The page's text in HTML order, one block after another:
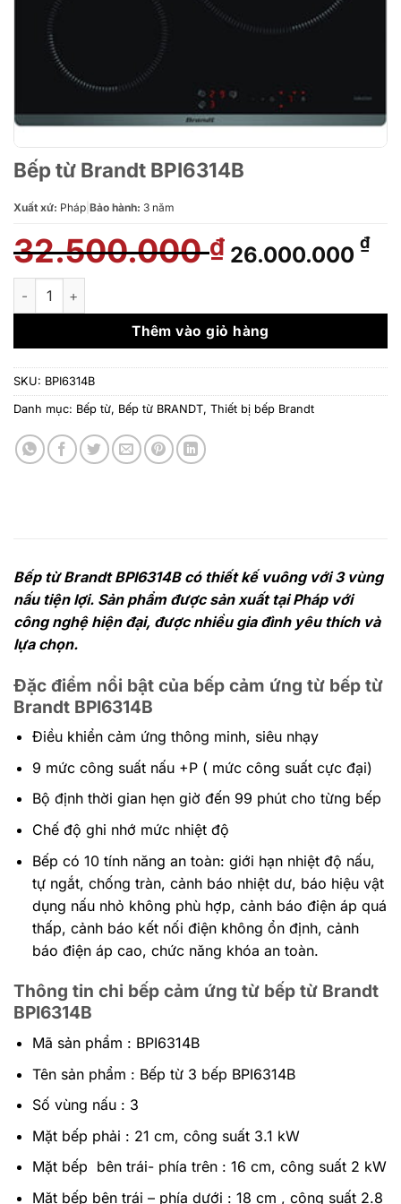
Bếp từ Brandt BPI6314B
Xuất xứ: Pháp Bảo hành: 3 năm
32.500.000₫ Giá
gốc
32.500.000 ₫.
26.000.000 ₫
là:
Bếp từ Brandt BPI6314B số lượng
Thêm vào giỏ hàng
SKU: BPI6314B
Danh mục: Bếp từ, Bếp từ BRANDT, Thiết bị bếp Brandt
Bếp từ Brandt BPI6314B có thiết kế vuông với 3 vùng
nấu tiện lợi. Sản phẩm được sản xuất tại Pháp với
công nghệ hiện đại, được nhiều gia đình yêu thích và
lựa chọn.
Đặc điểm nổi bật của bếp cảm ứng từ bếp từ
Brandt BPI6314B
Điều khiển cảm ứng thông minh, siêu nhạy
9 mức công suất nấu +P ( mức công suất cực đại)
Bộ định thời gian hẹn giờ đến 99 phút cho từng bếp
Chế độ ghi nhớ mức nhiệt độ
Bếp có 10 tính năng an toàn: giới hạn nhiệt độ nấu,
tự ngắt, chống tràn, cảnh báo nhiệt dư, báo hiệu vật
dụng nấu nhỏ không phù hợp, cảnh báo điện áp quá
thấp, cảnh báo kết nối điện không ổn định, cảnh
báo điện áp cao, chức năng khóa an toàn.
Thông tin chi bếp cảm ứng từ bếp từ Brandt
BPI6314B
Mã sản phẩm : BPI6314B
Tên sản phẩm : Bếp từ 3 bếp BPI6314B
Số vùng nấu : 3
Mặt bếp phải : 21 cm, công suất 3.1 kW
Mặt bếp bên trái- phía trên : 16 cm, công suất 2 kW
Mặt bếp bên trái – phía dưới : 18 cm , công suất 2.8